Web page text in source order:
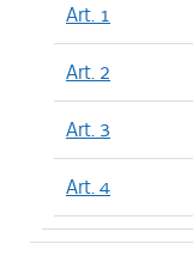
Art. 1
Art. 2
Art. 3
Art. 4